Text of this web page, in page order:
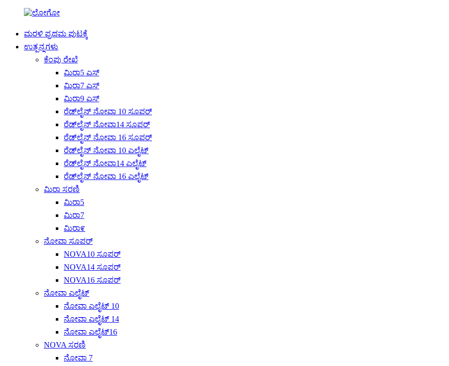
ಮರಳಿ ಪ್ರಥಮ ಪುಟಕ್ಕೆ
ಉತ್ಪನ್ನಗಳು
ಕೆಂಪು ರೇಖೆ
ಮಿರಾ5 ಎಸ್
ಮಿರಾ7 ಎಸ್
ಮಿರಾ9 ಎಸ್
ರೆಡ್‌ಲೈನ್ ನೋವಾ 10 ಸೂಪರ್
ರೆಡ್‌ಲೈನ್ ನೋವಾ14 ಸೂಪರ್
ರೆಡ್‌ಲೈನ್ ನೋವಾ 16 ಸೂಪರ್
ರೆಡ್‌ಲೈನ್ ನೋವಾ 10 ಎಲೈಟ್
ರೆಡ್‌ಲೈನ್ ನೋವಾ14 ಎಲೈಟ್
ರೆಡ್‌ಲೈನ್ ನೋವಾ 16 ಎಲೈಟ್
ಮಿರಾ ಸರಣಿ
ಮಿರಾ5
ಮಿರಾ7
ಮಿರಾ೯
ನೋವಾ ಸೂಪರ್
NOVA10 ಸೂಪರ್
NOVA14 ಸೂಪರ್
NOVA16 ಸೂಪರ್
ನೋವಾ ಎಲೈಟ್
ನೋವಾ ಎಲೈಟ್ 10
ನೋವಾ ಎಲೈಟ್ 14
ನೋವಾ ಎಲೈಟ್16
NOVA ಸರಣಿ
ನೋವಾ 7